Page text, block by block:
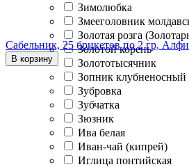
Зимолюбка
Змееголовник
Золотая розга
Золотой корень
Золототысячник
Зопник клубненосный
Зубровка
Зубчатка
Зюзник
Ива белая
Иван-чай (кипрей)
Иглица понтийская
Сабельник, 25 брикетов по 2 гр,
В корзину